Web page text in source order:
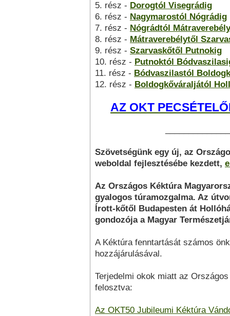
5. rész - Dorogtól Visegrádig
6. rész - Nagymarostól Nógrádig
7. rész - Nógrádtól
8. rész - Mátraverebélytől
9. rész - Szarvaskőtől Putnokig
10. rész - Putnoktól
11. rész - Bódvaszilastól
12. rész - Boldogkőváraljától
AZ OKT
Szövetségünk egy új, az
weboldal fejlesztésébe kezdett,
Az Országos Kéktúra
gyalogos túramozgalma. Az
Írott-kőtől Budapesten át
gondozója a Magyar
A Kéktúra fenntartását számos
hozzájárulásával.
Terjedelmi okok miatt az
felosztva:
Az OKT50 Jubileumi Kéktúra